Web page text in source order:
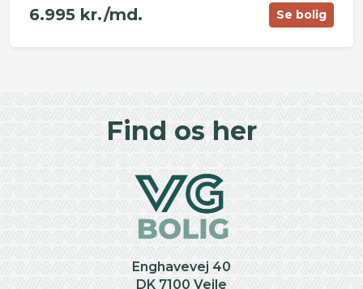
6.995 kr./md. Se bolig
Find os her
Enghavevej 40
DK 7100 Vejle